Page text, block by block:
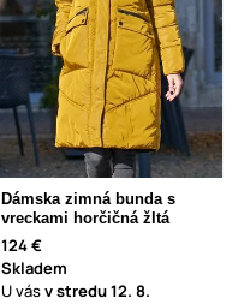
Dámska zimná bunda s
vreckami horčičná žltá
124 €
Skladem
U vásv stredu12. 8.